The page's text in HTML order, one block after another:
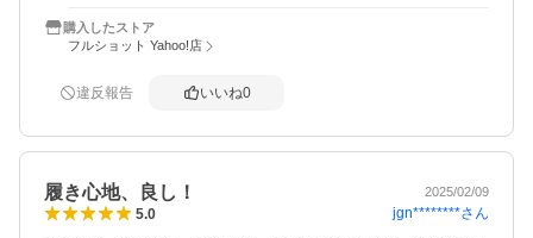
購入したストア
フルショット Yahoo!店
違反報告 いいね0
履き心地、良し！ 2025/02/09
5.0 jgn********さん